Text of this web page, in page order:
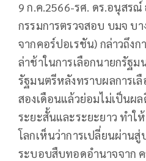
9 ก.ค.2566-รศ. ดร.อนุสรณ์
กรรมการตรวจสอบ บมจ บา
จากคอร์ปอเรชัน) กล่าวถึงก
ล่าช้าในการเลือกนายกรัฐ
รัฐมนตรีหลังทราบผลการเลื
สองเดือนแล้วย่อมไม่เป็นผ
ระยะสั้นและระยะยาว ทำ
โลกเห็นว่าการเปลี่ยนผ่านสู่
ระบอบสืบทอดอำนาจจาก